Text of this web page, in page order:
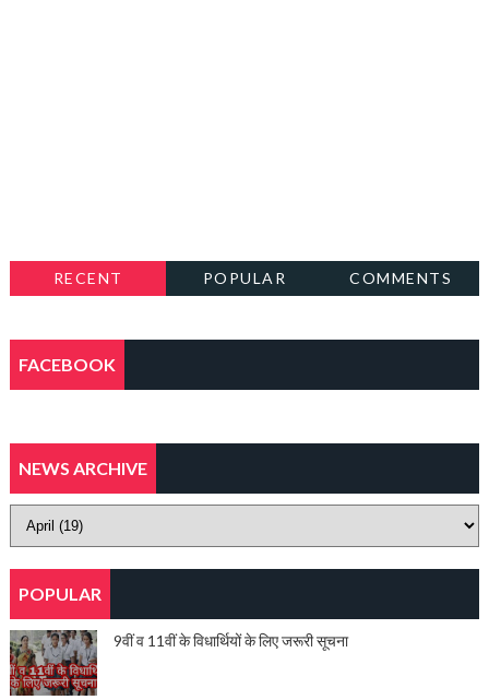
RECENT POPULAR COMMENTS
FACEBOOK
NEWS ARCHIVE
POPULAR
9वीं व 11वीं के विधार्थियों के लिए जरूरी सूचना